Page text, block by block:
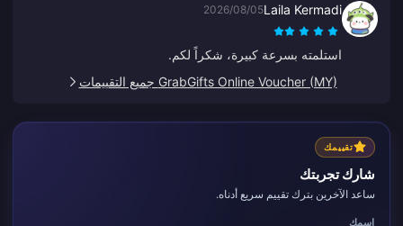
على هذا النحو.
Laila Kermadi
2026/08/05
استلمته بسرعة كبيرة، شكراً لكم.
GrabGifts Online Voucher (MY) جميع التقييمات
تقييمك
شارك تجربتك
ساعد الآخرين بترك تقييم سريع أدناه.
اسمك